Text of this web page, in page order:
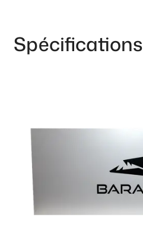
Spécifications